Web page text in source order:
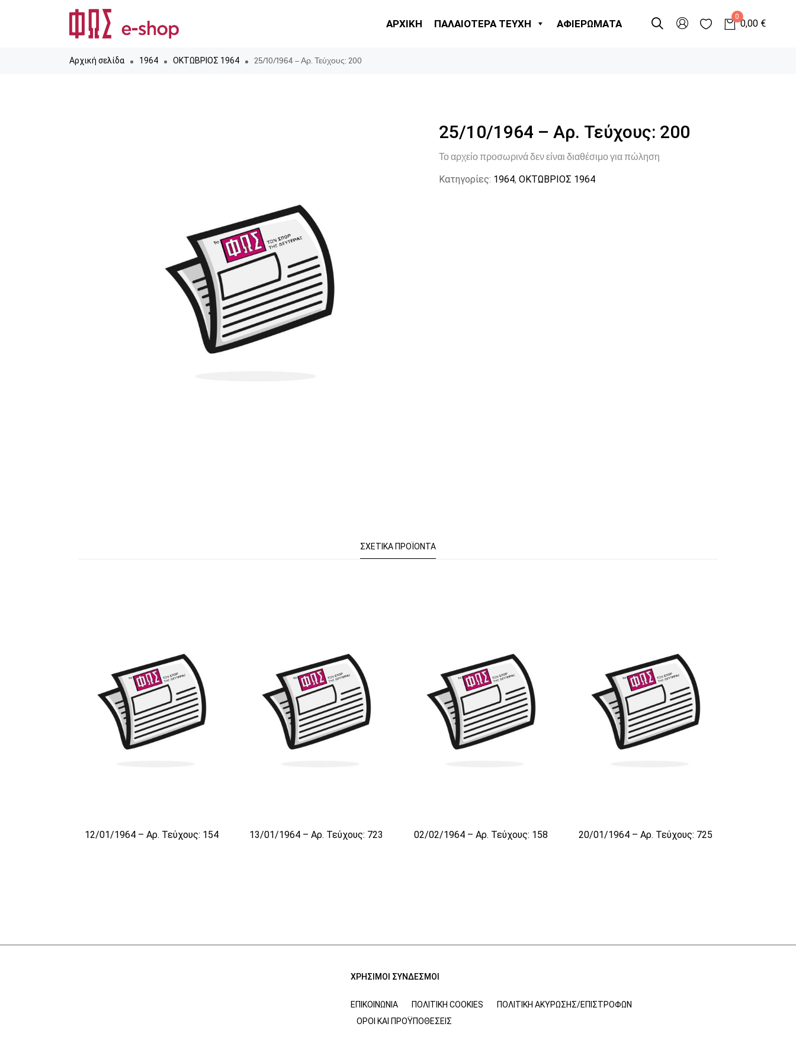
ΑΡΧΙΚΗ ΠΑΛΑΙΟΤΕΡΑ ΤΕΥΧΗ ΑΦΙΕΡΩΜΑΤΑ
0
0,00 €
Αρχική σελίδα 1964 ΟΚΤΩΒΡΙΟΣ 1964 25/10/1964 – Αρ. Τεύχους: 200
25/10/1964 – Αρ. Τεύχους: 200
Το αρχείο προσωρινά δεν είναι διαθέσιμο για πώληση
Κατηγορίες: 1964, ΟΚΤΩΒΡΙΟΣ 1964
ΣΧΕΤΙΚΆ ΠΡΟΪΌΝΤΑ
12/01/1964 – Αρ. Τεύχους: 154 13/01/1964 – Αρ. Τεύχους: 723 02/02/1964 – Αρ. Τεύχους: 158 20/01/1964 – Αρ. Τεύχους: 725
ΧΡΗΣΙΜΟΙ ΣΥΝΔΕΣΜΟΙ
ΕΠΙΚΟΙΝΩΝΊΑ ΠΟΛΙΤΙΚΉ COOKIES
ΠΟΛΙΤΙΚΉ ΑΚΎΡΩΣΗΣ/ΕΠΙΣΤΡΟΦΏΝ
ΌΡΟΙ ΚΑΙ ΠΡΟΫΠΟΘΈΣΕΙΣ